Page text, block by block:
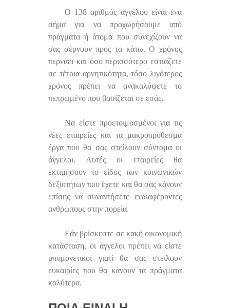
Ο 138 αριθμός αγγέλου είναι ένα
σήμα για να προχωρήσουμε από
πράγματα ή άτομα που συνεχίζουν να
σας σέρνουν προς τα κάτω. Ο χρόνος
περνάει και όσο περισσότερο εστιάζετε
σε τέτοια αρνητικότητα, τόσο λιγότερος
χρόνος πρέπει να ανακαλύψετε το
πεπρωμένο που βασίζεται σε εσάς.
Να είστε προετοιμασμένοι για τις
νέες εταιρείες και τα μακροπρόθεσμα
έργα που θα σας στείλουν σύντομα οι
άγγελοι. Αυτές οι εταιρείες θα
εκτιμήσουν το είδος των κοινωνικών
δεξιοτήτων που έχετε και θα σας κάνουν
επίσης να συναντήσετε ενδιαφέροντες
ανθρώπους στην πορεία.
Εάν βρίσκεστε σε κακή οικονομική
κατάσταση, οι άγγελοι πρέπει να είστε
υπομονετικοί γιατί θα σας στείλουν
ευκαιρίες που θα κάνουν τα πράγματα
καλύτερα.